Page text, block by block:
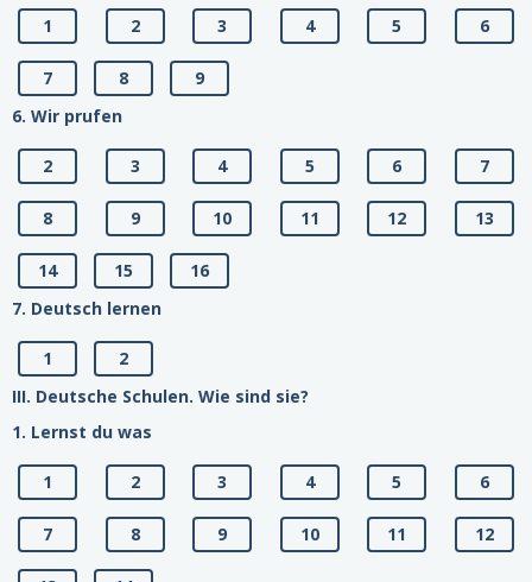
1 2 3 4 5 6
7 8
9
6. Wir prufen
2 3 4 5 6 7
8 9 10 11 12 13
14 15
16
7. Deutsch lernen
1
2
III. Deutsche Schulen. Wie sind sie?
1. Lernst du was
1 2 3 4 5 6
7 8 9 10 11 12